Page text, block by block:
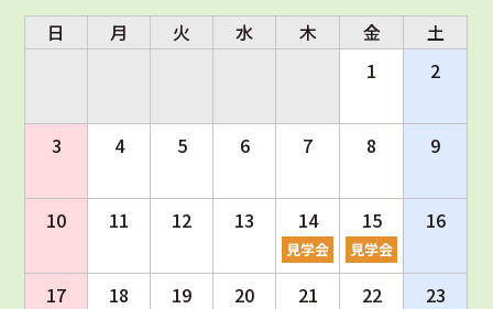
日 月 火 水 木 金
土
1
2
3 4 5 6 7 8 9
10 11 12 13 14
見学会
15
見学会
16
17 18 19 20 21 22 23